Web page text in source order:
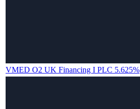
VMED O2 UK Financing I PLC 5.625%